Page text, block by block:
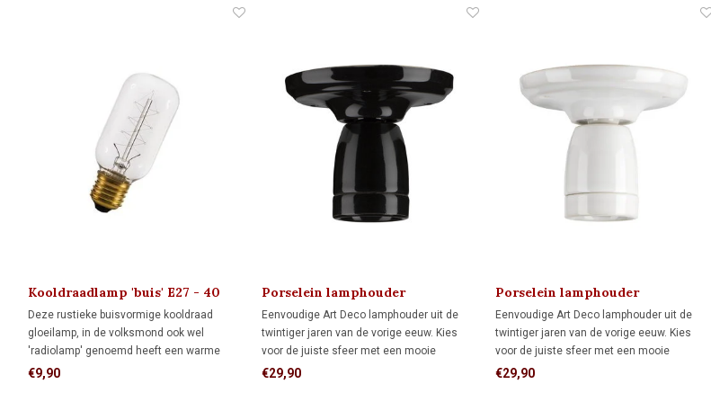
Kooldraadlamp 'buis' E27 - 40
Watt
Deze rustieke buisvormige kooldraad
gloeilamp, in de volksmond ook wel
'radiolamp' genoemd heeft een warme
gloed en daardoor zachte en klassieke
€9,90
Porselein lamphouder
MINIMAAL 1920
Eenvoudige Art Deco lamphouder uit de
twintiger jaren van de vorige eeuw. Kies
voor de juiste sfeer met een mooie
bijpassende LED kooldraadlamp.
€29,90
Porselein lamphouder
MINIMAAL 1920
Eenvoudige Art Deco lamphouder uit de
twintiger jaren van de vorige eeuw. Kies
voor de juiste sfeer met een mooie
bijpassende (LED) kooldraadlamp.
€29,90